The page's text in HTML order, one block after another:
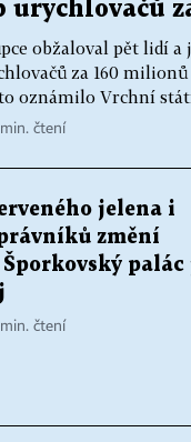
urychlovačů
obžaloval pět lidí
za 160
oznámilo Vrchní
čtení
jelena i
změní
palác
čtení